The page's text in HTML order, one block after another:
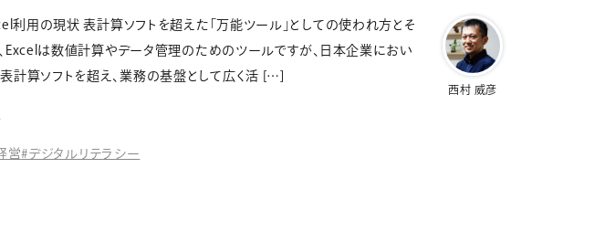
利用の現状 表計算ソフトを超えた「万能ツール」としての使われ方とそ
Excelは数値計算やデータ管理のためのツールですが、日本企業におい
計算ソフトを超え、業務の基盤として広く活 […]
営#デジタルリテラシー
西村 威彦